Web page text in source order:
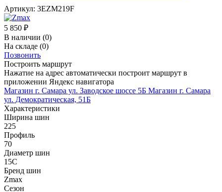
Артикул: 3EZM219F
5 850 ₽
В наличии (0)
На складе (0)
Позвонить
Построить маршрут
Нажатие на адрес автоматически построит маршрут в
приложении Яндекс навигатора
Магазин г. Самара ул. Заводское шоссе 5Б Магазин г. Самара
ул. Демократическая, 51Б
Характеристики
Ширина шин
225
Профиль
70
Диаметр шин
15C
Бренд шин
Zmax
Сезон